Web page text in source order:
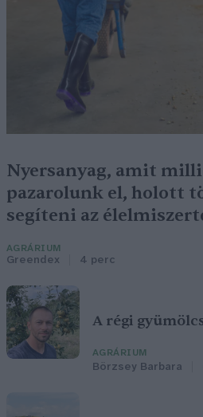
Nyersanyag, amit
pazarolunk el, holott
segíteni az
AGRÁRIUM
Greendex 4 perc
A régi
AGRÁRIUM
Börzsey Barbara